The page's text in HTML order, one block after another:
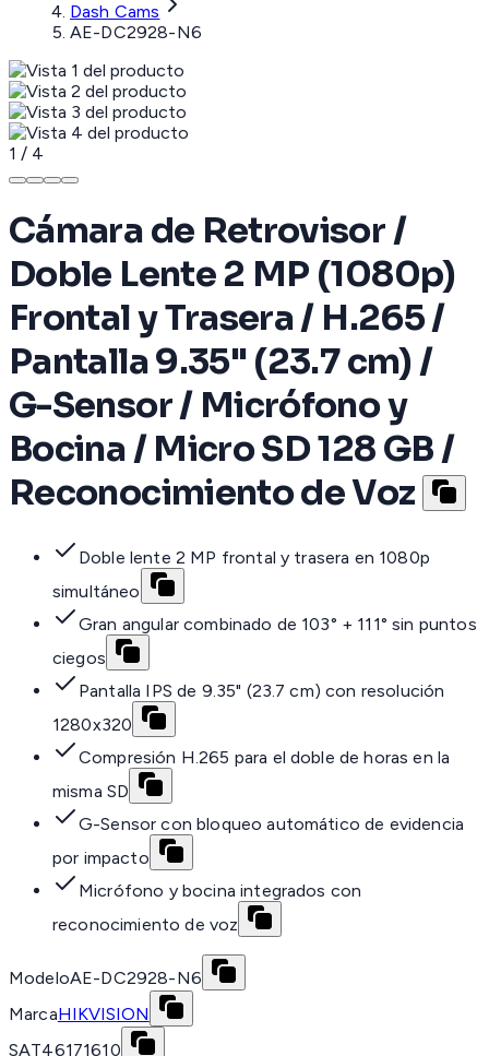
Dash Cams
AE-DC2928-N6
1 / 4
Cámara de Retrovisor /
Doble Lente 2 MP (1080p)
Frontal y Trasera / H.265 /
Pantalla 9.35" (23.7 cm) /
G-Sensor / Micrófono y
Bocina / Micro SD 128 GB /
Reconocimiento de Voz
Doble lente 2 MP frontal y trasera en 1080p
simultáneo
Gran angular combinado de 103° + 111° sin puntos
ciegos
Pantalla IPS de 9.35" (23.7 cm) con resolución
1280x320
Compresión H.265 para el doble de horas en la
misma SD
G-Sensor con bloqueo automático de evidencia
por impacto
Micrófono y bocina integrados con
reconocimiento de voz
ModeloAE-DC2928-N6
MarcaHIKVISION
SAT46171610